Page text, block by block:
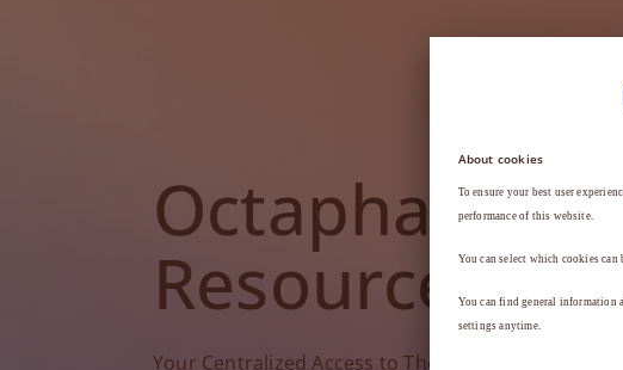
Octapharma
Resources
Your Centralized Access to Therapy Tools.